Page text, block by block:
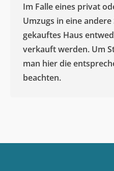
Im Falle eines privat
Umzugs in eine
gekauftes Haus
verkauft werden. Um
man hier die
beachten.